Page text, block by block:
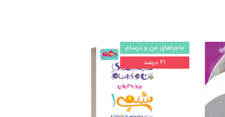
ماجراهای من و درسام
۲۱ درصد